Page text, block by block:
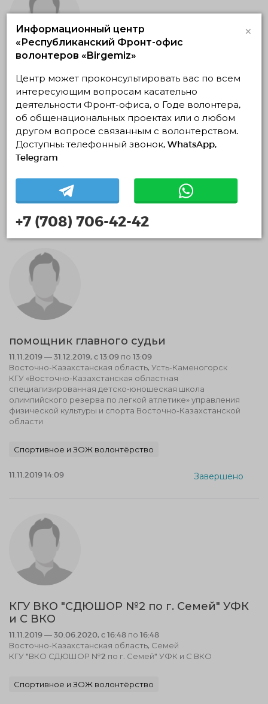
помощник тренера
11.11.2019 — 31.12.2019, c 13:07 по 13:07
Восточно-Казахстанская область, Усть-Каменогорск
КГУ «Восточно-Казахстанская областная
специализированная детско-юношеская школа
олимпийского резерва по легкой атлетике» управления
физической культуры и спорта Восточно-Казахстанской
области
Спортивное и ЗОЖ волонтёрство
помощник главного судьи
11.11.2019 — 31.12.2019, c 13:09 по 13:09
Восточно-Казахстанская область, Усть-Каменогорск
КГУ «Восточно-Казахстанская областная
специализированная детско-юношеская школа
олимпийского резерва по легкой атлетике» управления
физической культуры и спорта Восточно-Казахстанской
области
Спортивное и ЗОЖ волонтёрство
11.11.2019 14:09 Завершено
КГУ ВКО "СДЮШОР №2 по г. Семей" УФК
и С ВКО
11.11.2019 — 30.06.2020, c 16:48 по 16:48
Восточно-Казахстанская область, Семей
КГУ "ВКО СДЮШОР №2 по г. Семей" УФК и С ВКО
Спортивное и ЗОЖ волонтёрство
Информационный центр
«Республиканский Фронт-офис
волонтеров «Birgemiz»
×
Центр может проконсультировать вас по всем
интересующим вопросам касательно
деятельности Фронт-офиса, о Годе волонтера,
об общенациональных проектах или о любом
другом вопросе связанным с волонтерством.
Доступны: телефонный звонок, WhatsApp,
Telegram
+7 (708) 706-42-42